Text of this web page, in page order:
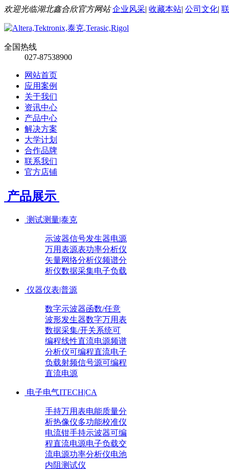
欢迎光临湖北鑫合欣官方网站 企业风采| 收藏本站| 公司文化|
全国热线
027-87538900
网站首页
应用案例
关于我们
资讯中心
产品中心
解决方案
大学计划
合作品牌
联系我们
官方店铺
产品展示
测试测量|泰克
示波器信号发生器电源
万用表源表功率分析仪
矢量网络分析仪频谱分
析仪数据采集电子负载
仪器仪表|普源
数字示波器函数/任意
波形发生器数字万用表
数据采集/开关系统可
编程线性直流电源频谱
分析仪可编程直流电子
负载射频信号源可编程
直流电源
电子电气ITECH|CA
手持万用表电能质量分
析热像仪多功能校准仪
电流钳手持示波器可编
程直流电源电子负载交
流电源功率分析仪电池
内阻测试仪